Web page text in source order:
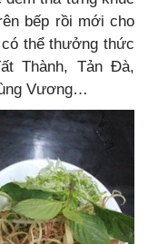
bếp rồi mới cho
thể thưởng thức
Thành, Tản Đà,
Vương…